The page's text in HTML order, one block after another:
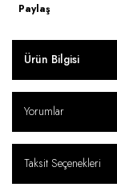
Paylaş
Ürün Bilgisi
Yorumlar
Taksit Seçenekleri